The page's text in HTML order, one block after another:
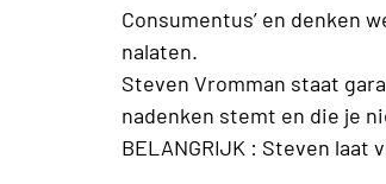
Consumentus’ en denken
nalaten.
Steven Vromman staat
nadenken stemt en die je
BELANGRIJK : Steven laat